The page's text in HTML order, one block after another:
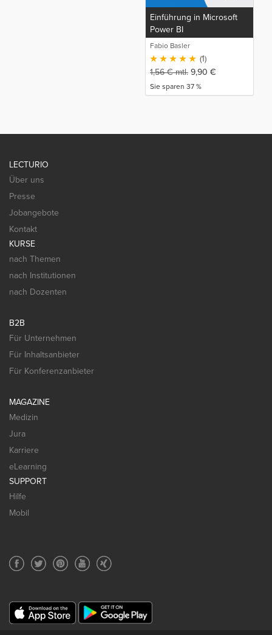
Einführung in Microsoft
Power BI
Fabio Basler
(1)
1,56€mtl. 9,90 €
Sie sparen 37 %
LECTURIO
Über uns
Presse
Jobangebote
Kontakt
KURSE
nach Themen
nach Institutionen
nach Dozenten
B2B
Für Unternehmen
Für Inhaltsanbieter
Für Konferenzanbieter
MAGAZINE
Medizin
Jura
Karriere
eLearning
SUPPORT
Hilfe
Mobil